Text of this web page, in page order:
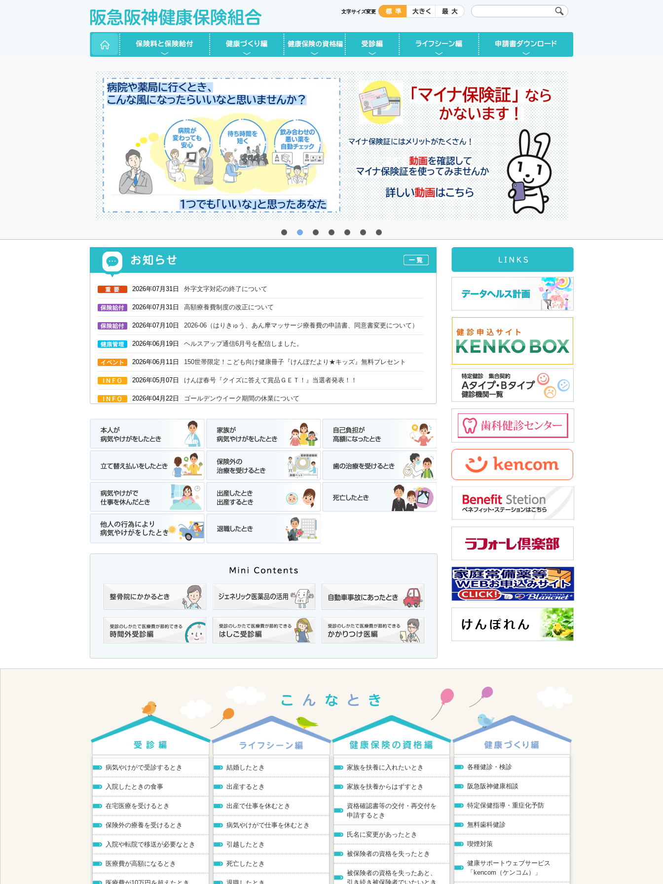
文字サイズ変更
2026年07月31日 外字文字対応の終了について
2026年07月31日 高額療養費制度の改正について
2026年07月10日 2026-06（はりきゅう、あん摩マッサージ療養費の申請書、同意書変更について）
2026年06月19日 ヘルスアップ通信6月号を配信しました。
2026年06月11日 150世帯限定！こども向け健康冊子『けんぽだより★キッズ』無料プレセント
2026年05月07日 けんぽ春号『クイズに答えて賞品ＧＥＴ！』当選者発表！！
2026年04月22日 ゴールデンウイーク期間の休業について
2026年04月09日 被扶養者認定における新たな取扱いについて
2026年04月09日 特定保健指導流入防止対策通知をお送りします
病気やけがで受診するとき
入院したときの食事
在宅医療を受けるとき
保険外の療養を受けるとき
入院や転院で移送が必要なとき
医療費が高額になるとき
結婚したとき
出産するとき
出産で仕事を休むとき
病気やけがで仕事を休むとき
引越したとき
死亡したとき
家族を扶養に入れたいとき
家族を扶養からはずすとき
資格確認書等の交付・再交付を
申請するとき
氏名に変更があったとき
被保険者の資格を失ったとき
被保険者の資格を失ったあと、
引き続き被保険者でいたいとき
各種健診・検診
阪急阪神健康相談
特定保健指導・重症化予防
無料歯科健診
喫煙対策
健康サポートウェブサービス
「kencom（ケンコム）」